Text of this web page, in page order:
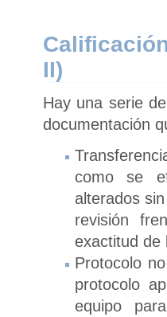
II)
Hay una serie de
documentación
como se
alterados
revisión
exactitud de
Protocolo
protocolo
equipo